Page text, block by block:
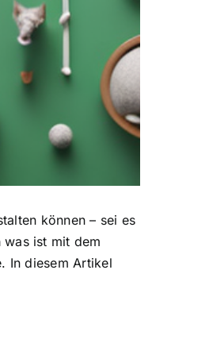
können – sei es
ist mit dem
In diesem Artikel